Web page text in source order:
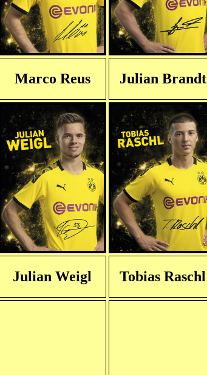
Marco Reus Julian Brandt
Julian Weigl Tobias Raschl